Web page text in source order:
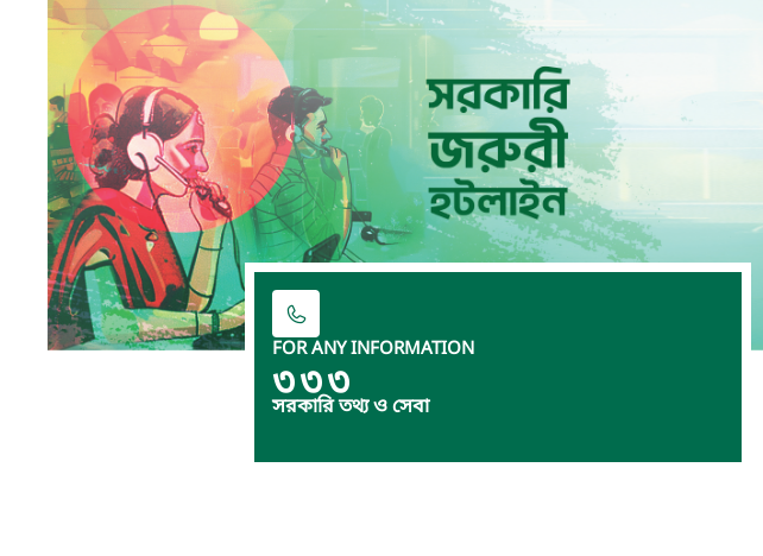
FOR ANY INFORMATION
৩৩৩
সরকারি তথ্য ও সেবা